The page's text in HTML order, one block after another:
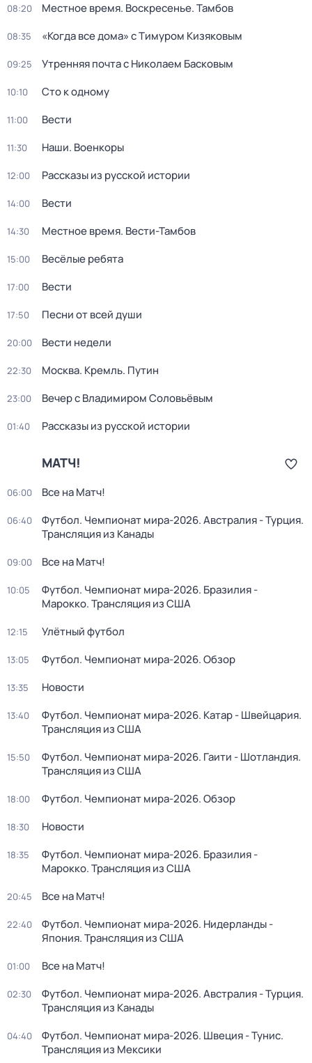
08:20 Местное время. Воскресенье. Тамбов
08:35 «Когда все дома» с Тимуром Кизяковым
09:25 Утренняя почта с Николаем Басковым
10:10 Сто к одному
11:00 Вести
11:30 Наши. Военкоры
12:00 Рассказы из русской истории
14:00 Вести
14:30 Местное время. Вести-Тамбов
15:00 Весёлые ребята
17:00 Вести
17:50 Песни от всей души
20:00 Вести недели
22:30 Москва. Кремль. Путин
23:00 Вечер с Владимиром Соловьёвым
01:40 Рассказы из русской истории
МАТЧ!
06:00 Все на Матч!
06:40
Футбол. Чемпионат мира-2026. Австралия - Турция.
Трансляция из Канады
09:00 Все на Матч!
10:05
Футбол. Чемпионат мира-2026. Бразилия -
Марокко. Трансляция из США
12:15 Улётный футбол
13:05 Футбол. Чемпионат мира-2026. Обзор
13:35 Новости
13:40
Футбол. Чемпионат мира-2026. Катар - Швейцария.
Трансляция из США
15:50
Футбол. Чемпионат мира-2026. Гаити - Шотландия.
Трансляция из США
18:00 Футбол. Чемпионат мира-2026. Обзор
18:30 Новости
18:35
Футбол. Чемпионат мира-2026. Бразилия -
Марокко. Трансляция из США
20:45 Все на Матч!
22:40
Футбол. Чемпионат мира-2026. Нидерланды -
Япония. Трансляция из США
01:00 Все на Матч!
02:30
Футбол. Чемпионат мира-2026. Австралия - Турция.
Трансляция из Канады
04:40
Футбол. Чемпионат мира-2026. Швеция - Тунис.
Трансляция из Мексики